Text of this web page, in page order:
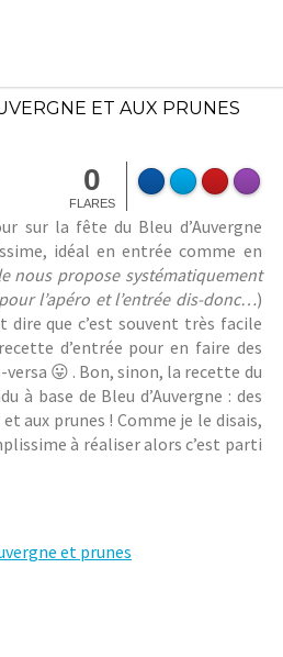
touche
ET AUX PRUNES
0
FLARES
sur la fête du Bleu d’Auvergne
idéal en entrée comme en
nous propose systématiquement
l’apéro et l’entrée dis-donc…)
que c’est souvent très facile
d’entrée pour en faire des
😛 . Bon, sinon, la recette du
à base de Bleu d’Auvergne : des
et aux prunes ! Comme je le disais,
à réaliser alors c’est parti